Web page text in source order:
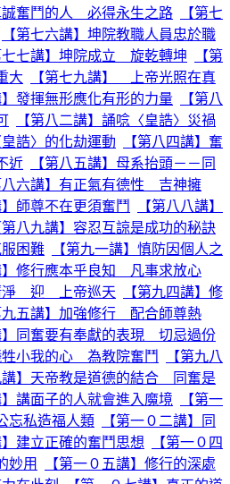
誠奮鬥的人 必得永生之路
【第七
【第七六講】坤院教職人員忠於職
七七講】坤院成立 旋乾轉坤
【第
大
【第七九講】 上帝光照在真
】發揮無形應化有形的力量
【第八
【第八二講】誦唸〈皇誥〉災禍
誥〉的化劫運動
【第八四講】奮
近
【第八五講】母系抬頭－－同
八六講】有正氣有德性 吉神擁
】師尊不在更須奮鬥
【第八八講】
第八九講】容忍互諒是成功的秘訣
服困難
【第九一講】慎防因個人之
】修行應本乎良知 凡事求放心
淨 迎 上帝巡天
【第九四講】修
九五講】加強修行 配合師尊熱
】同奮要有奉獻的表現 切忌過份
牲小我的心 為教院奮鬥
【第九八
講】天帝教是道德的結合 同奮是
】講面子的人就會進入魔境
【第一
忘私造福人類
【第一０二講】同
】建立正確的奮鬥思想
【第一０四
妙用
【第一０五講】修行的深處